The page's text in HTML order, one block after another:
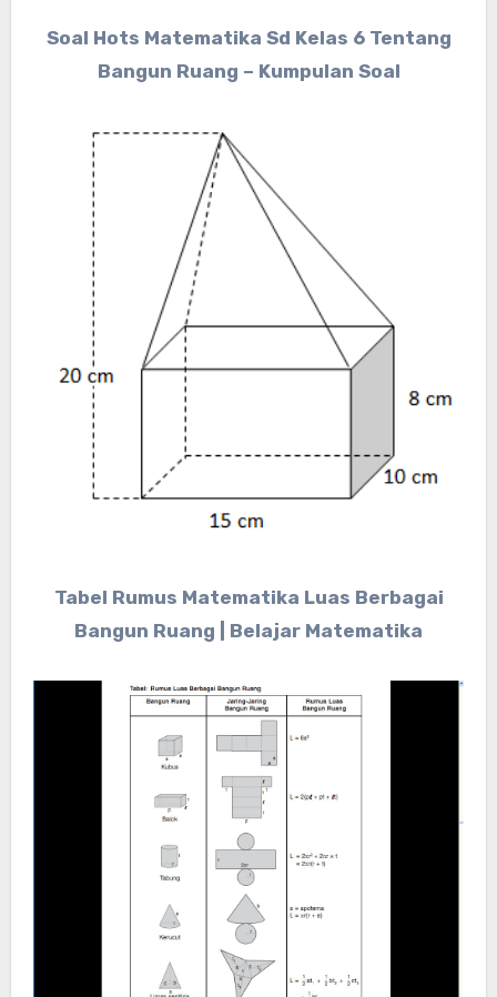
Soal Hots Matematika Sd Kelas 6 Tentang
Bangun Ruang – Kumpulan Soal
Tabel Rumus Matematika Luas Berbagai
Bangun Ruang | Belajar Matematika